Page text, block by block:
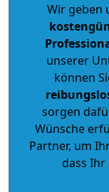
Wir geben
unserer
können
sorgen
Wünsche
Partner, um
dass Ihr